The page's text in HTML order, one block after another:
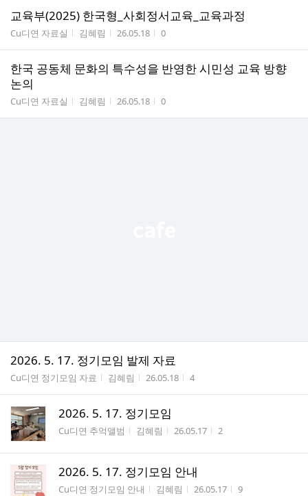
교육부(2025) 한국형_사회정서교육_교육과정
게시판명
Cu디연 자료실 작성자
김혜림 작성시간
26.05.18 조회수
0
한국 공동체 문화의 특수성을 반영한 시민성 교육 방향
논의
게시판명
Cu디연 자료실 작성자
김혜림 작성시간
26.05.18 조회수
0
2026. 5. 17. 정기모임 발제 자료
게시판명
Cu디연 정기모임 자료 작성자
김혜림 작성시간
26.05.18 조회수
4
2026. 5. 17. 정기모임
게시판명
Cu디연 추억앨범 작성자
김혜림 작성시간
26.05.17 조회수
2
2026. 5. 17. 정기모임 안내
게시판명
Cu디연 정기모임 안내 작성자
김혜림 작성시간
26.05.17 조회수
9